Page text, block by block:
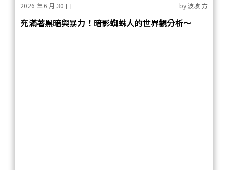
2026 年 6 月 30 日 by波坡 方
充滿著黑暗與暴力！暗影蜘蛛人的世界觀分析～